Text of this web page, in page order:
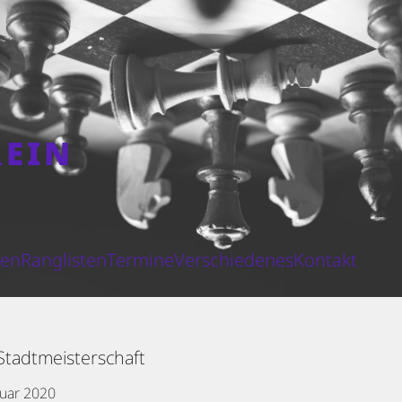
RanglistenTermineVerschiedenesKontakt
2020